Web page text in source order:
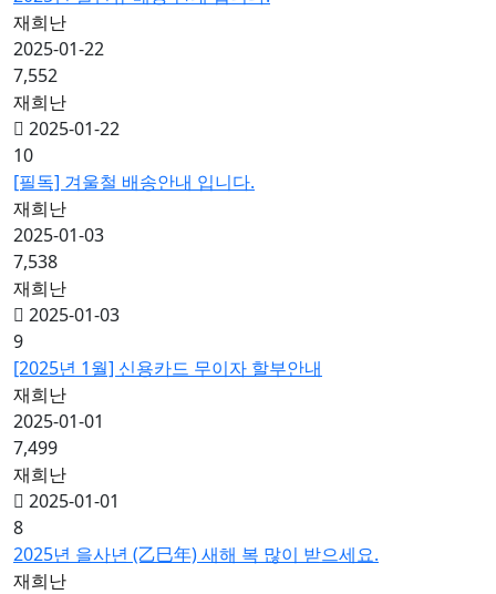
재희난
2025-01-22
7,552
재희난
2025-01-22
10
[필독] 겨울철 배송안내 입니다.
재희난
2025-01-03
7,538
재희난
2025-01-03
9
[2025년 1월] 신용카드 무이자 할부안내
재희난
2025-01-01
7,499
재희난
2025-01-01
8
2025년 을사년 (乙巳年) 새해 복 많이 받으세요.
재희난